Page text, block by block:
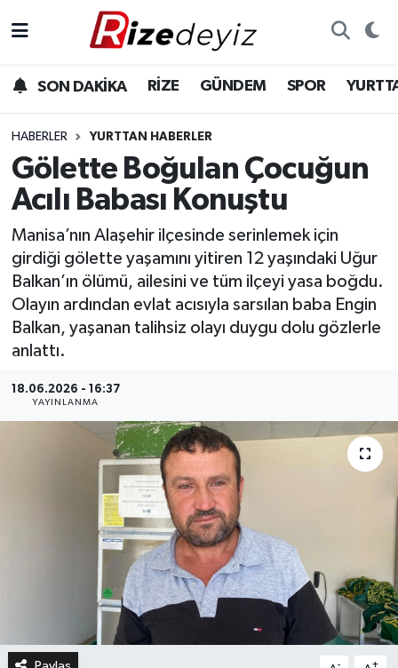
SON DAKİKA RİZE GÜNDEM SPOR
HABERLER YURTTAN HABERLER
Gölette Boğulan Çocuğun
Acılı Babası Konuştu
Manisa’nın Alaşehir ilçesinde serinlemek için
girdiği gölette yaşamını yitiren 12 yaşındaki Uğur
Balkan’ın ölümü, ailesini ve tüm ilçeyi yasa boğdu.
Olayın ardından evlat acısıyla sarsılan baba Engin
Balkan, yaşanan talihsiz olayı duygu dolu gözlerle
anlattı.
18.06.2026 - 16:37
YAYINLANMA
- +
Gündem
Yurttan Haberler
Ekonomi
Teknoloji
Rize Hava Durumu
Rize Trafik Yoğunluk Haritası
Süper Lig Puan Durumu ve Fikstür
Tüm Manşetler
Son Dakika Haberleri
Haber Arşivi